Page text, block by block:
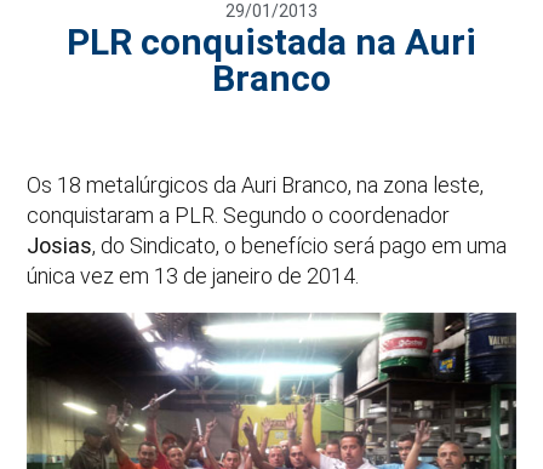
29/01/2013
PLR conquistada na Auri
Branco
Os 18 metalúrgicos da Auri Branco, na zona leste,
conquistaram a PLR. Segundo o coordenador
Josias, do Sindicato, o benefício será pago em uma
única vez em 13 de janeiro de 2014.